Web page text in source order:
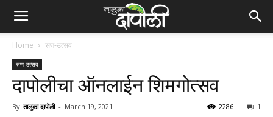
Home सण-उत्सव
सण-उत्सव
दापोलीचा ऑनलाईन शिमगोत्सव
By तालुका दापोली - March 19, 2021 1
2286